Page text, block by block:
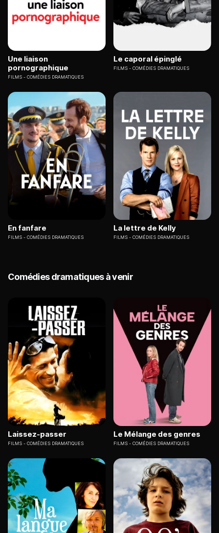
Une liaison
pornographique
FILMS COMÉDIES DRAMATIQUES
Le caporal épinglé
FILMS COMÉDIES DRAMATIQUES
En fanfare
FILMS COMÉDIES DRAMATIQUES
La lettre de Kelly
FILMS COMÉDIES DRAMATIQUES
Comédies dramatiques à venir
Laissez-passer
FILMS COMÉDIES DRAMATIQUES
Le Mélange des genres
FILMS COMÉDIES DRAMATIQUES